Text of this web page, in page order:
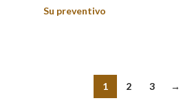
Su preventivo
1 2 3 →